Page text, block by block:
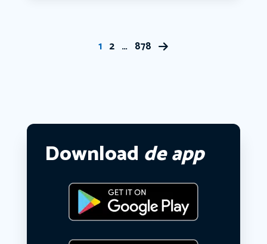
1 2 … 878
Download de app